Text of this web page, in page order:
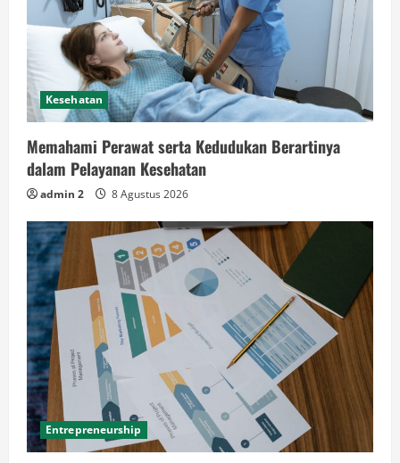
Kesehatan
Memahami Perawat serta Kedudukan Berartinya
dalam Pelayanan Kesehatan
admin 2 8 Agustus 2026
Entrepreneurship